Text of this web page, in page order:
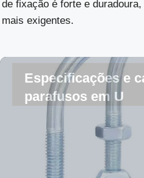
de fixação é forte e
mais exigentes.
Especificações e
parafusos em U